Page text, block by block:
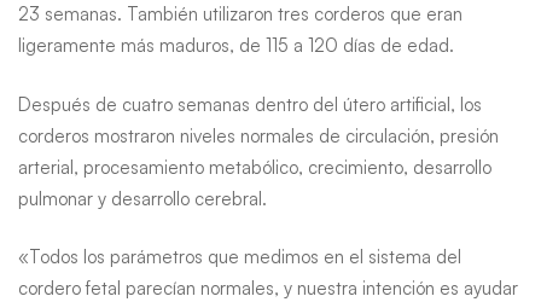
23 semanas. También utilizaron tres corderos que eran
ligeramente más maduros, de 115 a 120 días de edad.
Después de cuatro semanas dentro del útero artificial, los
corderos mostraron niveles normales de circulación, presión
arterial, procesamiento metabólico, crecimiento, desarrollo
pulmonar y desarrollo cerebral.
«Todos los parámetros que medimos en el sistema del
cordero fetal parecían normales, y nuestra intención es ayudar